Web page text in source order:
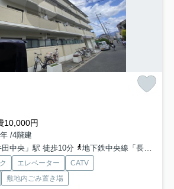
10,000円
/4階建
中央」駅 徒歩10分
地下鉄中央線「長田」駅 徒歩21分
エレベーター
CATV
敷地内ごみ置き場